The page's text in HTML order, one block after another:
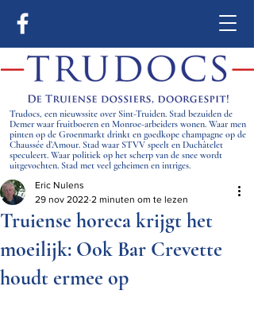
Trudocs, een nieuwssite over Sint-Truiden. Stad bezuiden de
Demer waar fruitboeren en Monroe-arbeiders wonen. Waar men
pinten op de Groenmarkt drinkt en goedkope champagne op de
Chaussée d’Amour. Stad waar STVV speelt en Duchâtelet
speculeert. Waar politiek op het scherp van de snee wordt
uitgevochten. Stad met veel geheimen en intriges.
Truiense horeca krijgt het
moeilijk: Ook Bar Crevette
houdt ermee op
Eric Nulens
29 nov 2022 2 minuten om te lezen